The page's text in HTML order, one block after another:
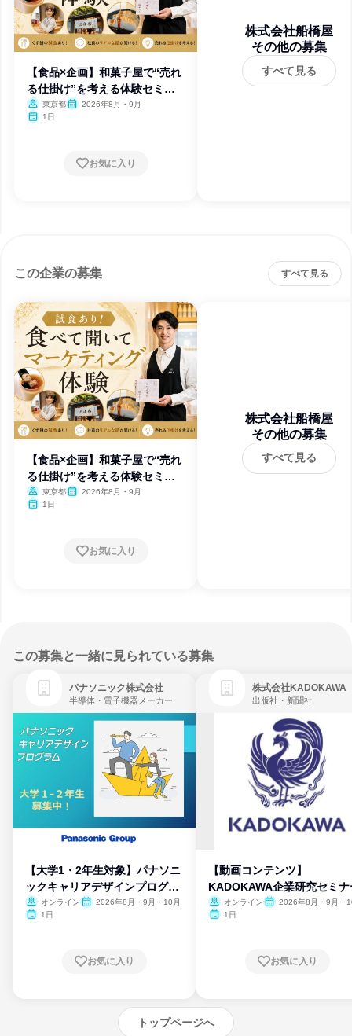
【食品×企画】和菓子屋で“売れ
る仕掛け”を考える体験セミナ
ー 東京都
2026年8月・9月
1日
お気に入り
株式会社船橋屋
その他の募集
すべて見る
この企業の募集 すべて見る
【食品×企画】和菓子屋で“売れ
る仕掛け”を考える体験セミナ
ー 東京都
2026年8月・9月
1日
お気に入り
株式会社船橋屋
その他の募集
すべて見る
この募集と一緒に見られている募集
パナソニック株式会社
半導体・電子機器メーカー
【大学1・2年生対象】パナソニ
ックキャリアデザインプログラ
ム
オンライン
2026年8月・9月・10月
1日
お気に入り
株式会社KADOKAWA
出版社・新聞社
【動画コンテンツ】
KADOKAWA企業研究セミナ
オンライン
2026年8月・9月・
1日
お気に入り
トップページへ